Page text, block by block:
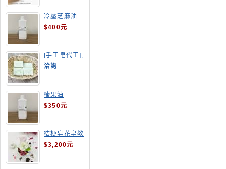
冷壓芝麻油
$400元
[手工皂代工],
酪梨手工皂
洽詢
榛果油
$350元
桔梗皂花皂教
學
$3,200元